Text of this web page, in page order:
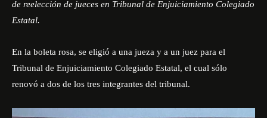
de reelección de jueces en Tribunal de Enjuiciamiento Colegiado
Estatal.
En la boleta rosa, se eligió a una jueza y a un juez para el
Tribunal de Enjuiciamiento Colegiado Estatal, el cual sólo
renovó a dos de los tres integrantes del tribunal.